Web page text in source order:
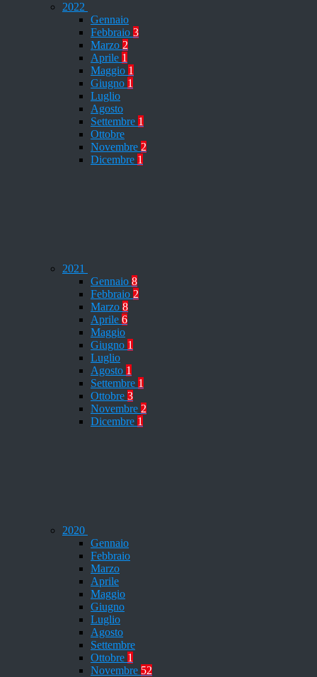
2022
Gennaio
Febbraio 3
Marzo 2
Aprile 1
Maggio 1
Giugno 1
Luglio
Agosto
Settembre 1
Ottobre
Novembre 2
Dicembre 1
2021
Gennaio 8
Febbraio 2
Marzo 8
Aprile 6
Maggio
Giugno 1
Luglio
Agosto 1
Settembre 1
Ottobre 3
Novembre 2
Dicembre 1
2020
Gennaio
Febbraio
Marzo
Aprile
Maggio
Giugno
Luglio
Agosto
Settembre
Ottobre 1
Novembre 52